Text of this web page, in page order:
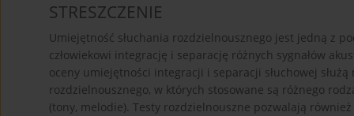
STRESZCZENIE
Umiejętność słuchania rozdzielnousznego jest jedną z
człowiekowi integrację i separację różnych sygnałów
oceny umiejętności integracji i separacji słuchowej
rozdzielnousznego, w których stosowane są różnego
(tony, melodie). Testy rozdzielnouszne pozwalają